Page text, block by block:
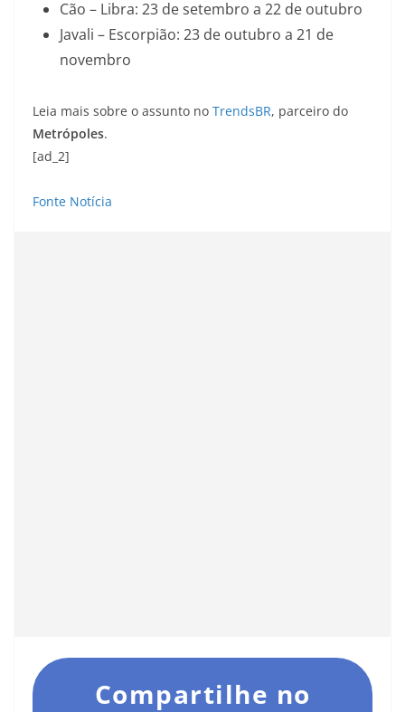
Cão – Libra: 23 de setembro a 22 de outubro
Javali – Escorpião: 23 de outubro a 21 de
novembro
Leia mais sobre o assunto no TrendsBR, parceiro do
Metrópoles.
[ad_2]
Fonte Notícia
Compartilhe no